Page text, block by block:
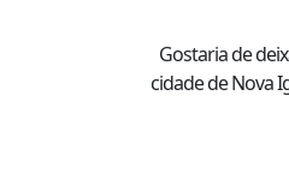
Gostaria de
cidade deNova